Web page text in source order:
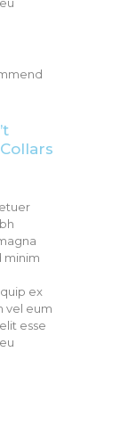
minim
ex
vel eum
esse